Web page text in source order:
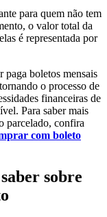
para quem não tem
o valor total da
é representada por
boletos mensais
o processo de
financeiras de
Para saber mais
parcelado, confira
com boleto
sobre